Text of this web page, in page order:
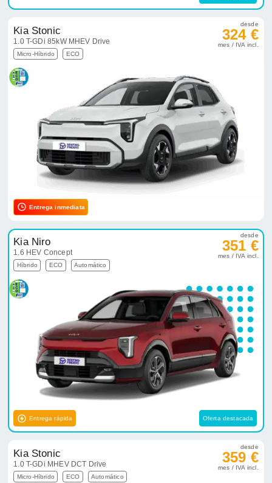
Kia Stonic
1.0 T-GDi 85kW MHEV Drive
Micro-Híbrido ECO
desde
324 €
mes / IVA incl.
Entrega inmediata
Kia Niro
1.6 HEV Concept
Híbrido ECO Automático
desde
351 €
mes / IVA incl.
Entrega rápida Oferta destacada
Kia Stonic
1.0 T-GDi MHEV DCT Drive
Micro-Híbrido ECO Automático
desde
359 €
mes / IVA incl.